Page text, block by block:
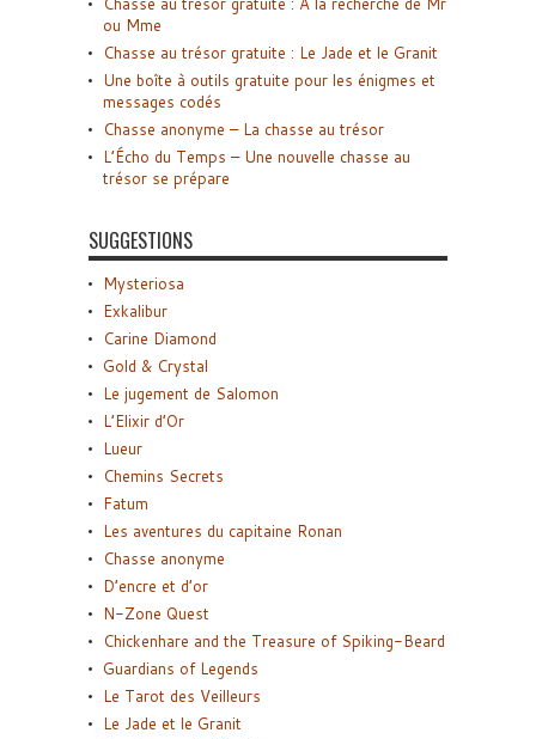
ou Mme
Chasse au trésor gratuite : Le Jade et le Granit
Une boîte à outils gratuite pour les énigmes et
messages codés
Chasse anonyme – La chasse au trésor
L’Écho du Temps – Une nouvelle chasse au
trésor se prépare
SUGGESTIONS
Mysteriosa
Exkalibur
Carine Diamond
Gold & Crystal
Le jugement de Salomon
L’Elixir d’Or
Lueur
Chemins Secrets
Fatum
Les aventures du capitaine Ronan
Chasse anonyme
D’encre et d’or
N-Zone Quest
Chickenhare and the Treasure of Spiking-Beard
Guardians of Legends
Le Tarot des Veilleurs
Le Jade et le Granit